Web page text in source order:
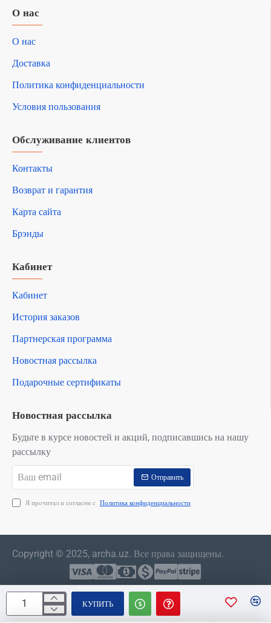
КУПИТЬ
О нас
О нас
Доставка
Политика конфиденциальности
Условия пользования
Обслуживание клиентов
Контакты
Возврат и гарантия
Карта сайта
Брэнды
Кабинет
Кабинет
История заказов
Партнерская программа
Новостная рассылка
Подарочные сертификаты
Новостная рассылка
Будьте в курсе новостей и акций, подписавшись на нашу
рассылку
email
Отправить
Я прочитал и согласен с Политика конфиденциальности
Copyright © 2025, archa.uz. Все права защищены.